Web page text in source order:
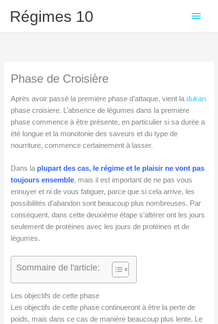
Régimes 10
Phase de Croisière
Après avoir passé la première phase d’attaque, vient ladukan
phase croisiere. L’absence de légumes dans la première
phase commence à être présente, en particulier si sa durée a
été longue et la monotonie des saveurs et du type de
nourriture, commence certainement à lasser.
Dans la plupart des cas, le régime et le plaisir ne vont pas
toujours ensemble, mais il est important de ne pas vous
ennuyer et ni de vous fatiguer, parce que si cela arrive, les
possibilités d’abandon sont beaucoup plus nombreuses. Par
conséquent, dans cette deuxième étape s’altérer ont les jours
seulement de protéines avec les jours de protéines et de
légumes.
Sommaire de l'article:
Les objectifs de cette phase
Les objectifs de cette phase continueront à être la perte de
poids, mais dans ce cas de manière beaucoup plus lente. Le